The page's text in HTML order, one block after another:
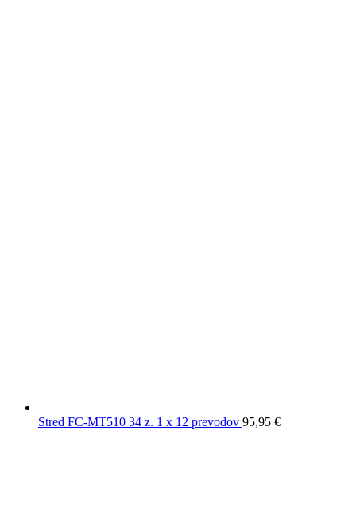
Stred FC-MT510 34 z. 1 x 12 prevodov 95,95 €